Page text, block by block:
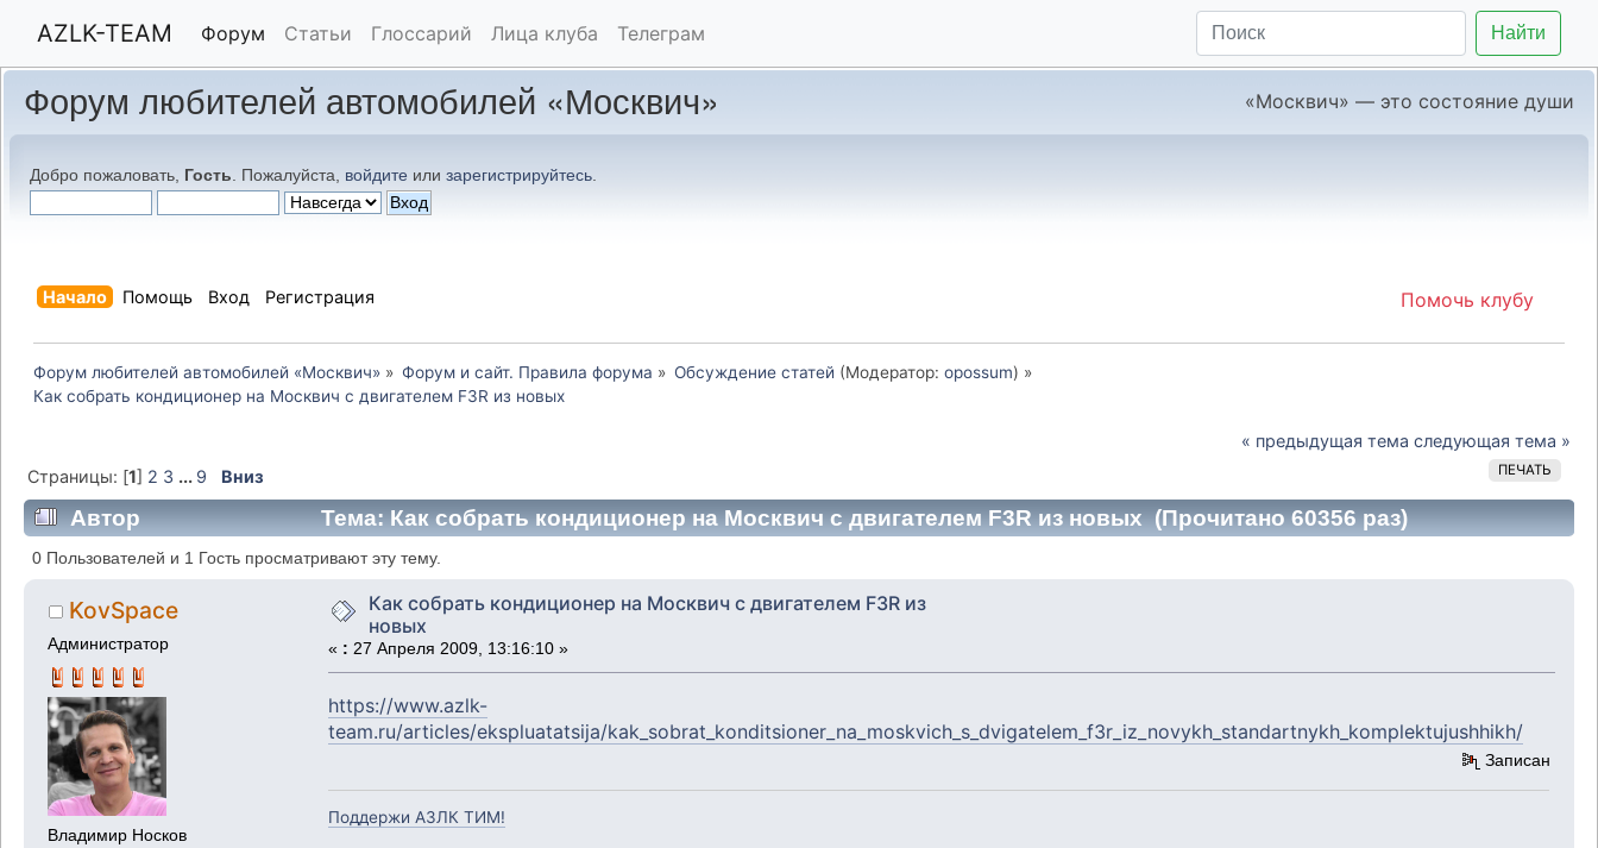
AZLK-TEAM Форум Статьи Глоссарий Лица клуба Телеграм Найти
Форум любителей автомобилей «Москвич» «Москвич» — это состояние души
Добро пожаловать, Гость . Пожалуйста, войдите или зарегистрируйтесь
Помочь клубу
Начало Помощь Вход Регистрация
Форум любителей автомобилей «Москвич» » Форум и сайт. Правила форума » Обсуждение статей (Модератор: opossum) »
Как собрать кондиционер на Москвич с двигателем F3R из новых
« предыдущая тема следующая тема »
ПЕЧАТЬ
Страницы: [1] 2 3 ... 9 Вниз
Автор Тема: Как собрать кондиционер на Москвич с двигателем F3R из новых (Прочитано 60356 раз)
0 Пользователей и 1 Гость просматривают эту тему.
KovSpace
Администратор
Владимир Носков
Как собрать кондиционер на Москвич с двигателем F3R из
новых
« : 27 Апреля 2009, 13:16:10 »
https://www.azlk-
team.ru/articles/ekspluatatsija/kak_sobrat_konditsioner_na_moskvich_s_dvigatelem_f3r_iz_novykh_standartnykh_komplektujushhikh/
Записан
Поддержи АЗЛК ТИМ!